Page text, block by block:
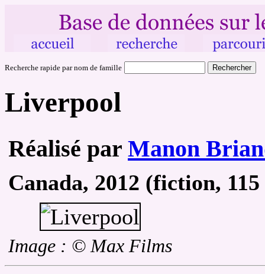
Recherche rapide par nom de famille
Liverpool
Réalisé par Manon
Canada, 2012 (fiction,
Image : © Max Films